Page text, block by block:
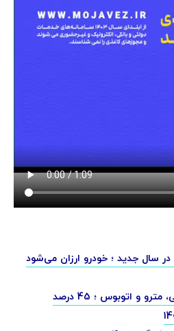
سال جدید ؛ خودرو ارزان می‌شود
افزایش نرخ کرایه تاکسی، مترو و اتوبوس ؛ 45 درصد